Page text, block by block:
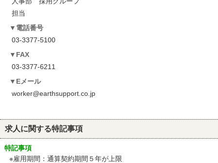
担当
電話番号
03-3377-5100
FAX
03-3377-6211
Eメール
worker@earthsupport.co.jp
求人に関する特記事項
特記事項
※雇用期間：通算契約期間５年が上限